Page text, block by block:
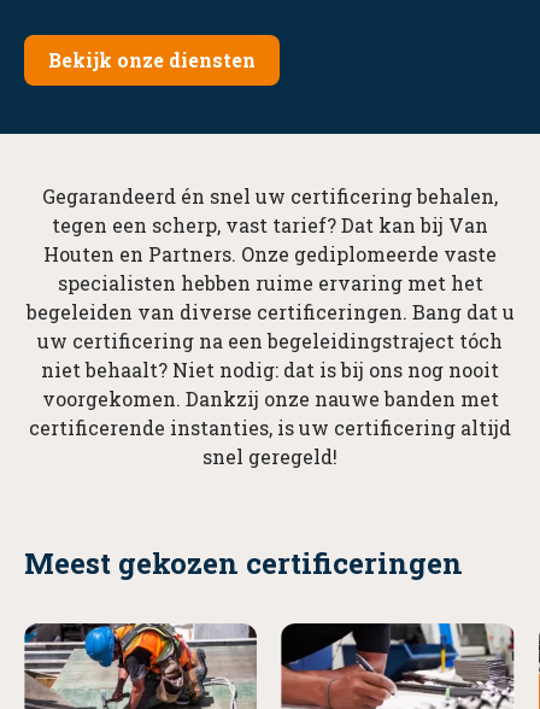
Bekijk onze diensten
Gegarandeerd én snel uw certificering behalen,
tegen een scherp, vast tarief? Dat kan bij Van
Houten en Partners. Onze gediplomeerde vaste
specialisten hebben ruime ervaring met het
begeleiden van diverse certificeringen. Bang dat u
uw certificering na een begeleidingstraject tóch
niet behaalt? Niet nodig: dat is bij ons nog nooit
voorgekomen. Dankzij onze nauwe banden met
certificerende instanties, is uw certificering altijd
snel geregeld!
Meest gekozen certificeringen